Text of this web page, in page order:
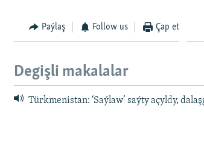
Paýlaş Follow us Çap et
Degişli makalalar
Türkmenistan: ‘Saýlaw’ saýty açyldy,